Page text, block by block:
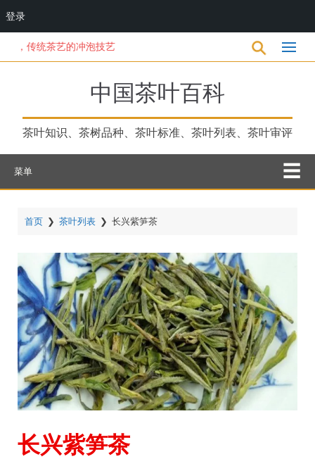
到
茶艺的冲泡技艺
中国茶叶百科
茶叶知识、茶树品种、茶叶标准、茶叶列表、茶叶审评
菜单
首页 ❯ 茶叶列表 ❯ 长兴紫笋茶
长兴紫笋茶
登录